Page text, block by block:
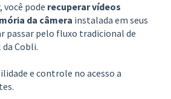
você pode recuperar vídeos
da câmera instalada em seus
passar pelo fluxo tradicional de
Cobli.
e controle no acesso a